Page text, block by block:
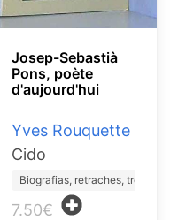
Josep-Sebastià
Pons, poète
d'aujourd'hui
Yves Rouquette
Cido
Biografias, retraches, trò…
7.50€